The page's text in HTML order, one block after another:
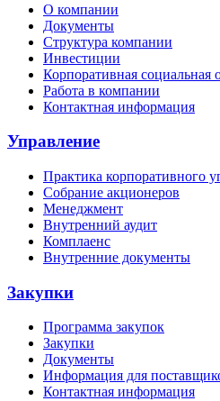
О компании
Документы
Структура компании
Инвестиции
Корпоративная социальная
Работа в компании
Контактная информация
Управление
Практика корпоративного
Собрание акционеров
Менеджмент
Внутренний аудит
Комплаенс
Внутренние документы
Закупки
Программа закупок
Закупки
Документы
Информация для
Контактная информация